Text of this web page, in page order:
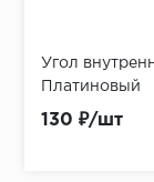
Угол
Платиновый
130 ₽/шт
Подложка-
95 ₽/м2
mic
110 ₽/м2
Пороги
549 ₽/шт